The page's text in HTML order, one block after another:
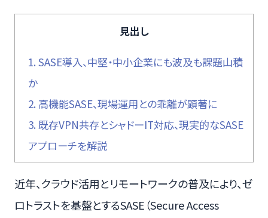
見出し
1. SASE導入、中堅・中小企業にも波及も課題山積
か
2. 高機能SASE、現場運用との乖離が顕著に
3. 既存VPN共存とシャドーIT対応、現実的なSASE
アプローチを解説
近年、クラウド活用とリモートワークの普及により、ゼ
ロトラストを基盤とするSASE（Secure Access